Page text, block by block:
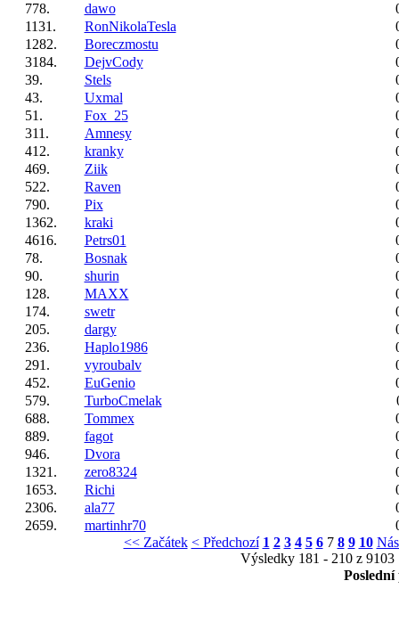
778.
dawo
1131.
RonNikolaTesla
1282.
Boreczmostu
3184.
DejvCody
39.
Stels
43.
Uxmal
51.
Fox_25
311.
Amnesy
412.
kranky
469.
Ziik
522.
Raven
790.
Pix
1362.
kraki
4616.
Petrs01
78.
Bosnak
90.
shurin
128.
MAXX
174.
swetr
205.
dargy
236.
Haplo1986
291.
vyroubalv
452.
EuGenio
579.
TurboCmelak
688.
Tommex
889.
fagot
946.
Dvora
1321.
zero8324
1653.
Richi
2306.
ala77
2659.
martinhr70
<< Začátek < Předchozí 1 2 3 4 5 6 7 8 9 10
Výsledky 181 - 210 z 9103